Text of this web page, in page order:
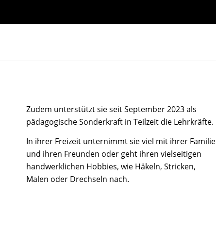
Zudem unterstützt sie seit September 2023 als
pädagogische Sonderkraft in Teilzeit die Lehrkräfte.
In ihrer Freizeit unternimmt sie viel mit ihrer Familie
und ihren Freunden oder geht ihren vielseitigen
handwerklichen Hobbies, wie Häkeln, Stricken,
Malen oder Drechseln nach.